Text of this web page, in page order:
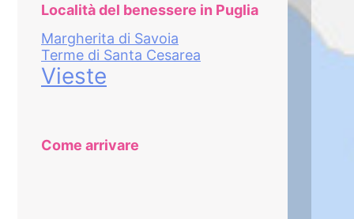
Località del benessere in Puglia
Margherita di Savoia
Terme di Santa Cesarea
Vieste
Come arrivare